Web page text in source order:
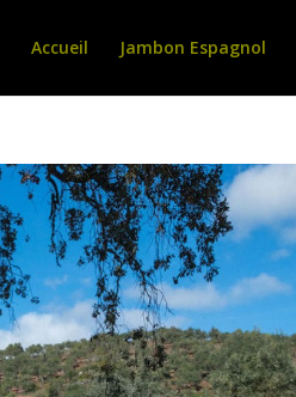
Accueil Jambon Espagnol